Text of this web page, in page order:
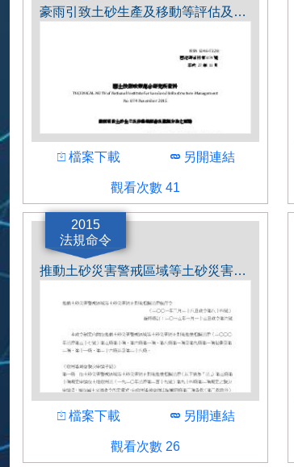
日本国土技術政策総合研究所
豪雨引致土砂生產及移動等評估及模擬方法之要點.pdf
下載
檔案下載 下載
另開連結
觀看次數 41
2015
法規命令
推動土砂災害警戒區域等土砂災害防止對策相關法律施行令.pdf
下載
檔案下載 下載
另開連結
觀看次數 26